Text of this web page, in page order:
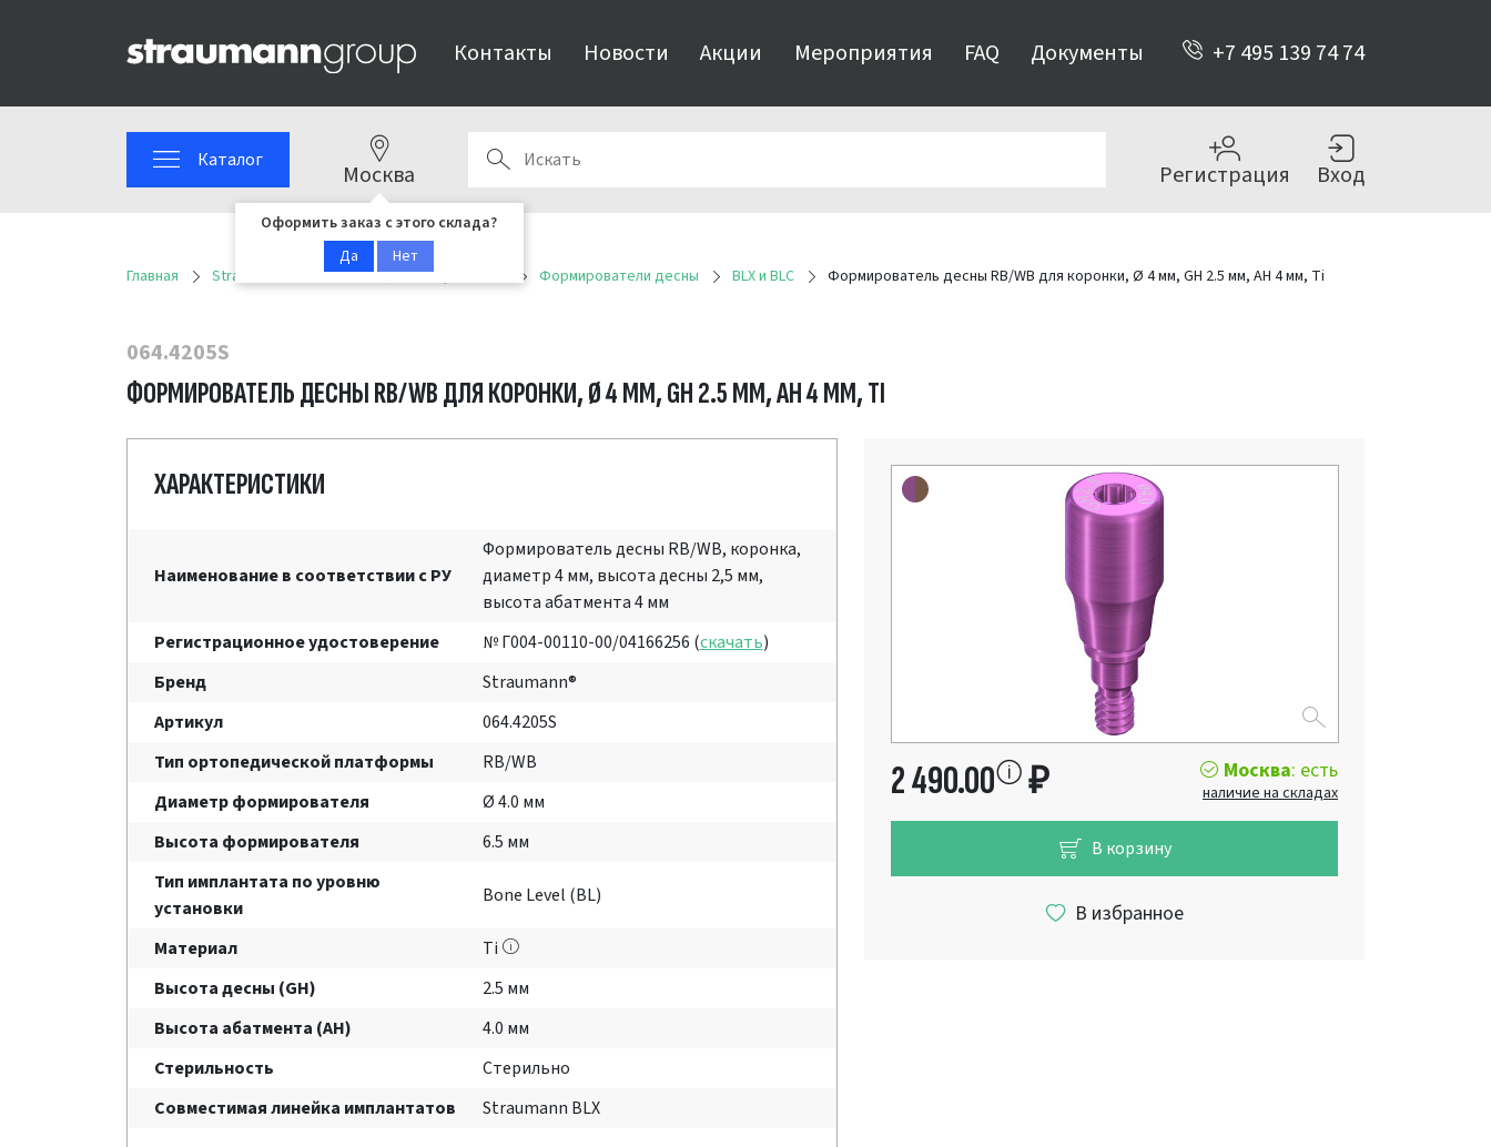
Контакты Новости Акции Мероприятия FAQ Документы +7 495 139 74 74
Каталог Москва
Оформить заказ с этого склада?
Да
Нет
Регистрация Вход
Главная Straumann Имплантационные решения Формирователи десны BLX и BLC Формирователь десны RB/WB для коронки, Ø 4 мм, GH 2.5 мм, AH 4 мм, Ti
064.4205S
ФОРМИРОВАТЕЛЬ ДЕСНЫ RB/WB ДЛЯ КОРОНКИ, Ø 4 ММ, GH 2.5 ММ, AH 4 ММ, TI
ХАРАКТЕРИСТИКИ
Наименование в соответствии с РУ
Формирователь десны RB/WB, коронка,
диаметр 4 мм, высота десны 2,5 мм,
высота абатмента 4 мм
Регистрационное удостоверение
№ Г004-00110-00/04166256 (скачать)
Бренд
Straumann®
Артикул
064.4205S
Тип ортопедической платформы
RB/WB
Диаметр формирователя
Ø 4.0 мм
Высота формирователя
6.5 мм
Тип имплантата по уровню
установки
Bone Level (BL)
Материал
Ti
Высота десны (GH)
2.5 мм
Высота абатмента (AH)
4.0 мм
Стерильность
Стерильно
Совместимая линейка имплантатов
Straumann BLX
2 490.00 ₽ Москва: есть
наличие на складах
В корзину